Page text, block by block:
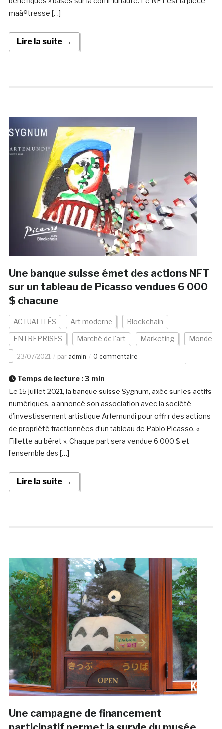
maà®tresse […]
Lire la suite →
Une banque suisse émet des actions NFT
sur un tableau de Picasso vendues 6 000
$ chacune
ACTUALITÉS Art moderne Blockchain
ENTREPRISES Marché de l'art Marketing Monde
23/07/2021 par admin 0 commentaire
Temps de lecture : 3 min
Le 15 juillet 2021, la banque suisse Sygnum, axée sur les actifs
numériques, a annoncé son association avec la société
d’investissement artistique Artemundi pour offrir des actions
de propriété fractionnées d’un tableau de Pablo Picasso, «
Fillette au béret ». Chaque part sera vendue 6 000 $ et
l’ensemble des […]
Lire la suite →
Une campagne de financement